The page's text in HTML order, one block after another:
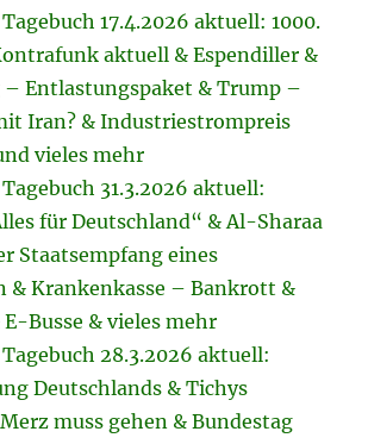
Tagebuch 17.4.2026 aktuell: 1000.
aktuell & Espendiller &
– Entlastungspaket & Trump –
Iran? & Industriestrompreis
vieles mehr
Tagebuch 31.3.2026 aktuell:
für Deutschland“ & Al-Sharaa
Staatsempfang eines
& Krankenkasse – Bankrott &
E-Busse & vieles mehr
Tagebuch 28.3.2026 aktuell:
Deutschlands & Tichys
muss gehen & Bundestag